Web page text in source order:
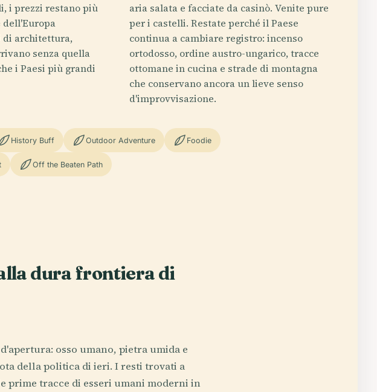
i prezzi restano più
di architettura,
senza quella
i Paesi più grandi
aria salata e facciate da casinò. Venite pure
per i castelli. Restate perché il Paese
continua a cambiare registro: incenso
ortodosso, ordine austro-ungarico, tracce
ottomane in cucina e strade di montagna
che conservano ancora un lieve senso
d'improvvisazione.
History Buff Outdoor Adventure Foodie
Off the Beaten Path
dura frontiera di
osso umano, pietra umida e
della politica di ieri. I resti trovati a
prime tracce di esseri umani moderni in